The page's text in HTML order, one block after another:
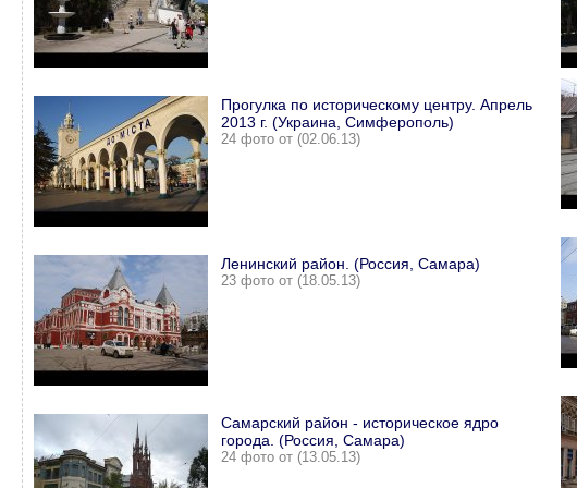
Прогулка по историческому центру. Апрель
2013 г. (Украина, Симферополь)
24 фото от (02.06.13)
Ленинский район. (Россия, Самара)
23 фото от (18.05.13)
Самарский район - историческое ядро
города. (Россия, Самара)
24 фото от (13.05.13)